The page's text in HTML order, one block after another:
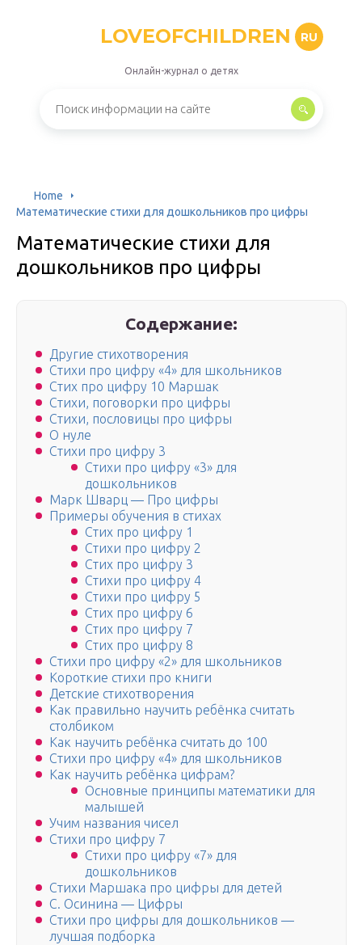
LOVEOFCHILDREN RU
Онлайн-журнал о детях
Home
Математические стихи для дошкольников про цифры
Математические стихи для
дошкольников про цифры
Содержание:
Другие стихотворения
Стихи про цифру «4» для школьников
Стих про цифру 10 Маршак
Стихи, поговорки про цифры
Стихи, пословицы про цифры
О нуле
Стихи про цифру 3
Стихи про цифру «3» для
дошкольников
Марк Шварц — Про цифры
Примеры обучения в стихах
Стих про цифру 1
Стихи про цифру 2
Стих про цифру 3
Стихи про цифру 4
Стихи про цифру 5
Стих про цифру 6
Стих про цифру 7
Стих про цифру 8
Стихи про цифру «2» для школьников
Короткие стихи про книги
Детские стихотворения
Как правильно научить ребёнка считать
столбиком
Как научить ребёнка считать до 100
Стихи про цифру «4» для школьников
Как научить ребёнка цифрам?
Основные принципы математики для
малышей
Учим названия чисел
Стихи про цифру 7
Стихи про цифру «7» для
дошкольников
Стихи Маршака про цифры для детей
С. Осинина — Цифры
Стихи про цифры для дошкольников —
лучшая подборка